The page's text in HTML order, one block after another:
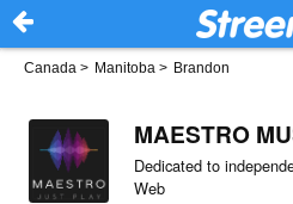
Canada > Manitoba > Brandon
MAESTRO
Dedicated to
Web